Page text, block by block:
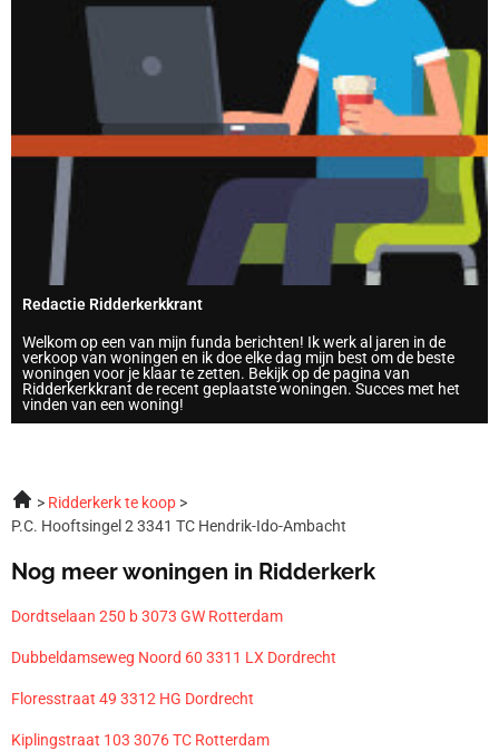
Redactie Ridderkerkkrant
Welkom op een van mijn funda berichten! Ik werk al jaren in de
verkoop van woningen en ik doe elke dag mijn best om de beste
woningen voor je klaar te zetten. Bekijk op de pagina van
Ridderkerkkrant de recent geplaatste woningen. Succes met het
vinden van een woning!
Ridderkerk te koop
P.C. Hooftsingel 2 3341 TC Hendrik-Ido-Ambacht
Nog meer woningen in Ridderkerk
Dordtselaan 250 b 3073 GW Rotterdam
Dubbeldamseweg Noord 60 3311 LX Dordrecht
Floresstraat 49 3312 HG Dordrecht
Kiplingstraat 103 3076 TC Rotterdam